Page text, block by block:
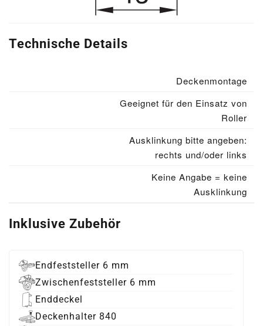
Technische Details
Deckenmontage
Geeignet für den Einsatz von
Roller
Ausklinkung bitte angeben:
rechts und/oder links
Keine Angabe = keine
Ausklinkung
Inklusive Zubehör
Endfeststeller 6 mm
Zwischenfeststeller 6 mm
Enddeckel
Deckenhalter 840